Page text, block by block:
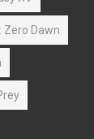
Zero Dawn